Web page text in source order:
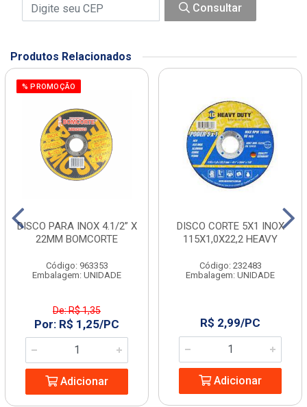
Consultar
Produtos Relacionados
% PROMOÇÃO
DISCO PARA INOX 4.1/2” X
22MM BOMCORTE
Código: 963353
Embalagem: UNIDADE
De: R$ 1,35
Por: R$ 1,25/PC
Adicionar
DISCO CORTE 5X1 INOX
115X1,0X22,2 HEAVY
Código: 232483
Embalagem: UNIDADE
R$ 2,99/PC
Adicionar